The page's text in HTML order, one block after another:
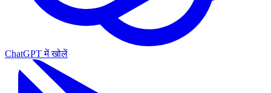
ChatGPT में खोलें